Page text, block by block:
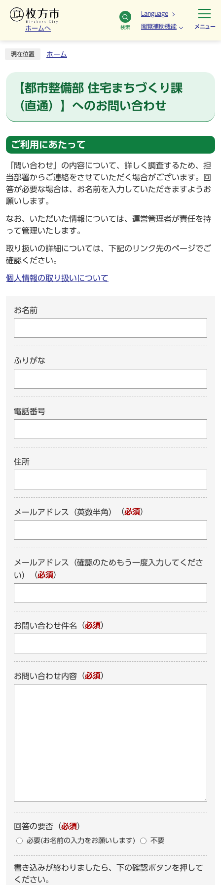
ホームへ 検索
Language
閲覧補助機能 メニュー
現在位置 ホーム
【都市整備部 住宅まちづくり課
（直通）】へのお問い合わせ
ご利用にあたって
「問い合わせ」の内容について、詳しく調査するため、担
当部署からご連絡をさせていただく場合がございます。回
答が必要な場合は、お名前を入力していただきますようお
願いします。
なお、いただいた情報については、運営管理者が責任を持
って管理いたします。
取り扱いの詳細については、下記のリンク先のページでご
確認ください。
個人情報の取り扱いについて
お名前
ふりがな
電話番号
住所
メールアドレス（英数半角） （必須）
メールアドレス（確認のためもう一度入力してくださ
い）
（必須）
お問い合わせ件名 （必須）
お問い合わせ内容 （必須）
回答の要否 （必須）
必要(お名前の入力をお願いします) 不要
書き込みが終わりましたら、下の確認ボタンを押して
ください。